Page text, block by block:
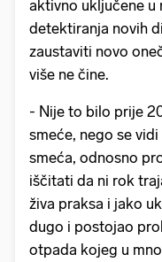
aktivno uključene u
detektiranja novih
zaustaviti novo
više ne čine.
- Nije to bilo prije
smeće, nego se
smeća, odnosno
iščitati da ni rok
živa praksa i jako
dugo i postojao
otpada kojeg u